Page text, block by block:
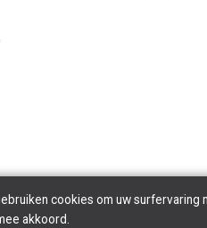
cookies om uw
akkoord.